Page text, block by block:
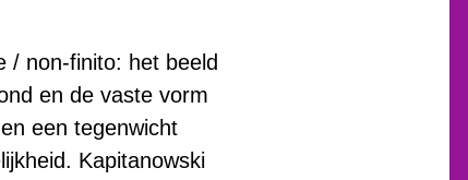
/ non-finito: het beeld
en de vaste vorm
een tegenwicht
Kapitanowski